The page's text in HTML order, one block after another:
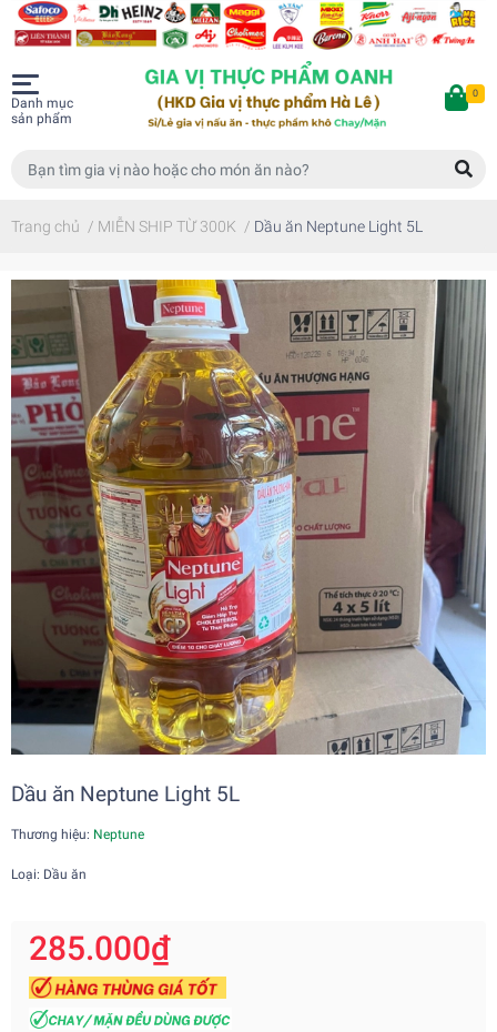
Danh mục
sản phẩm
0
Trang chủ / MIỄN SHIP TỪ 300K / Dầu ăn Neptune Light 5L
Dầu ăn Neptune Light 5L
Thương hiệu: Neptune
Loại: Dầu ăn
285.000₫